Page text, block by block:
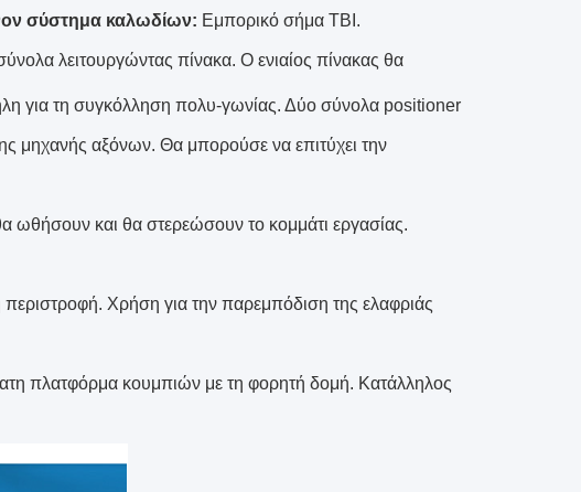
σύστημα καλωδίων: Εμπορικό σήμα TBI.
λειτουργώντας πίνακα. Ο ενιαίος πίνακας θα
για τη συγκόλληση πολυ-γωνίας. Δύο σύνολα positioner
μηχανής αξόνων. Θα μπορούσε να επιτύχει την
ωθήσουν και θα στερεώσουν το κομμάτι εργασίας.
περιστροφή. Χρήση για την παρεμπόδιση της ελαφριάς
πλατφόρμα κουμπιών με τη φορητή δομή. Κατάλληλος